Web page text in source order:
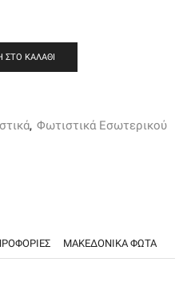
ΣΤΟ ΚΑΛΆΘΙ
, Φωτιστικά Εσωτερικού
ΜΑΚΕΔΟΝΙΚΑ ΦΩΤΑ